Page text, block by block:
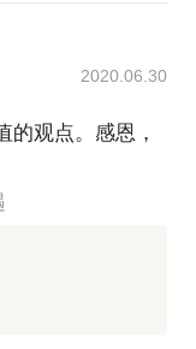
2020.06.30
的观点。感恩，